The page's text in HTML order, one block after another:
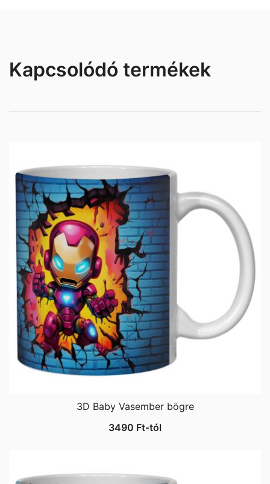
Kapcsolódó termékek
3D Baby Vasember bögre
3490 Ft-tól